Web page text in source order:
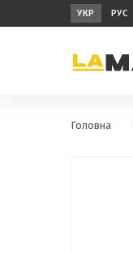
УКР РУС
Головна